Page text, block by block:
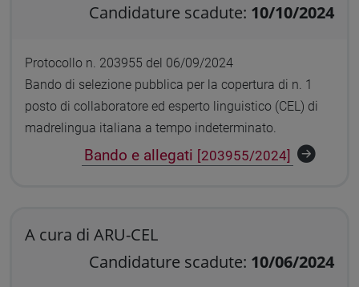
Candidature scadute: 10/10/2024
Protocollo n. 203955 del 06/09/2024
Bando di selezione pubblica per la copertura di n. 1
posto di collaboratore ed esperto linguistico (CEL) di
madrelingua italiana a tempo indeterminato.
Bando e allegati [203955/2024]
A cura di ARU-CEL
Candidature scadute: 10/06/2024